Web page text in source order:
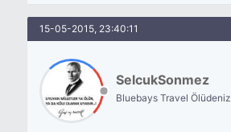
15-05-2015, 23:40:11
SelcukSonmez
Bluebays Travel Ölüdeniz